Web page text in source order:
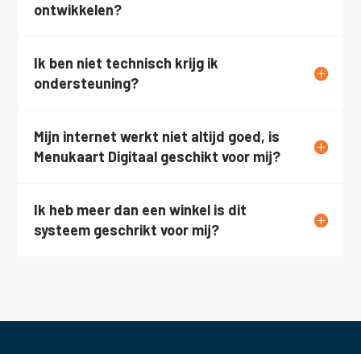
ontwikkelen?
Ik ben niet technisch krijg ik
ondersteuning?
Mijn internet werkt niet altijd goed, is
Menukaart Digitaal geschikt voor mij?
Ik heb meer dan een winkel is dit
systeem geschrikt voor mij?